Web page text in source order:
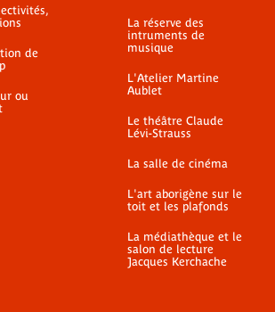
de
ou
La réserve des
intruments de
musique
L'Atelier Martine
Aublet
Le théâtre Claude
Lévi-Strauss
La salle de cinéma
L'art aborigène sur le
toit et les plafonds
La médiathèque et le
salon de lecture
Jacques Kerchache